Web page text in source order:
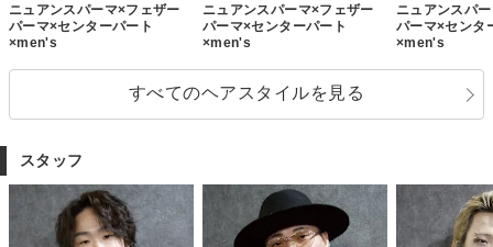
ニュアンスパーマ×フェザー
パーマ×センターパート
×men's
ニュアンスパーマ×フェザー
パーマ×センターパート
×men's
ニュアンスパ
パーマ×センタ
×men's
すべてのヘアスタイルを見る
スタッフ